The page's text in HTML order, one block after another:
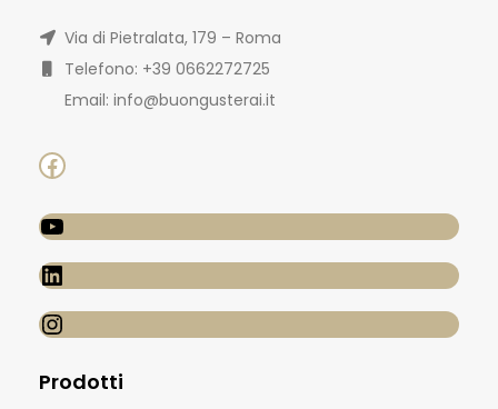
Via di Pietralata, 179 – Roma
Telefono: +39 0662272725
Email: info@buongusterai.it
Prodotti